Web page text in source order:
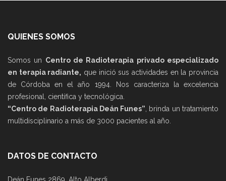
QUIENES SOMOS
Somos un Centro de Radioterapia privado especializado
en terapia radiante, que inició sus actividades en la provincia
de Córdoba en el año 1994. Nos caracteriza la excelencia
profesional, científica y tecnológica.
“Centro de Radioterapia Deán Funes” , brinda un tratamiento
multidisciplinario a más de 3000 pacientes al año.
DATOS DE CONTACTO